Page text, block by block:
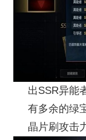
出SSR异能
有多余的绿
晶片刷攻击